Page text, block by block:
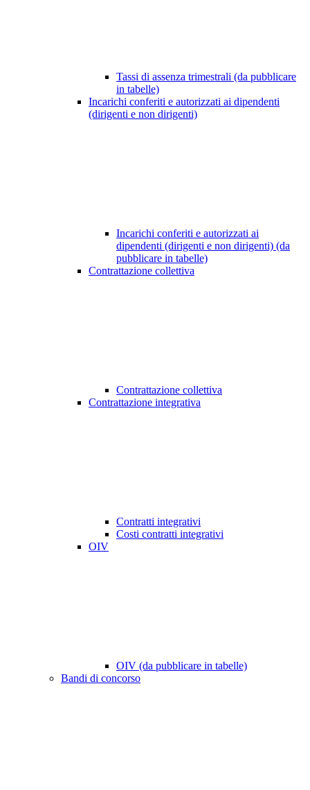
Tassi di assenza trimestrali (da pubblicare
in tabelle)
Incarichi conferiti e autorizzati ai dipendenti
(dirigenti e non dirigenti)
Incarichi conferiti e autorizzati ai
dipendenti (dirigenti e non dirigenti) (da
pubblicare in tabelle)
Contrattazione collettiva
Contrattazione collettiva
Contrattazione integrativa
Contratti integrativi
Costi contratti integrativi
OIV
OIV (da pubblicare in tabelle)
Bandi di concorso